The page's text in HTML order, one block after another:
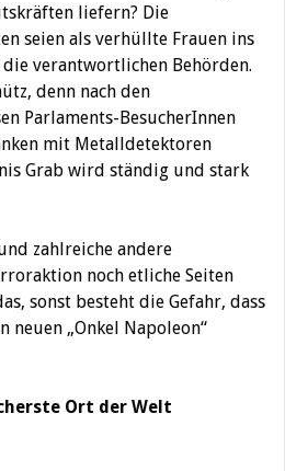
liefern? Die
seien als verhüllte Frauen ins
die verantwortlichen Behörden.
denn nach den
Parlaments-BesucherInnen
mit Metalldetektoren
Grab wird ständig und stark
zahlreiche andere
noch etliche Seiten
sonst besteht die Gefahr, dass
neuen „Onkel Napoleon“
Ort der Welt